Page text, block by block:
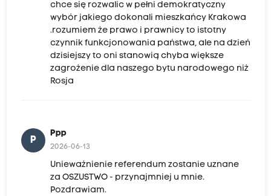
chce się rozwalic w pełni demokratyczny
wybór jakiego dokonali mieszkańcy Krakowa
.rozumiem że prawo i prawnicy to istotny
czynnik funkcjonowania państwa, ale na dzień
dzisiejszy to oni stanowią chyba większe
zagrożenie dla naszego bytu narodowego niż
Rosja
P
Ppp
2026-06-13
Unieważnienie referendum zostanie uznane
za OSZUSTWO - przynajmniej u mnie.
Pozdrawiam.